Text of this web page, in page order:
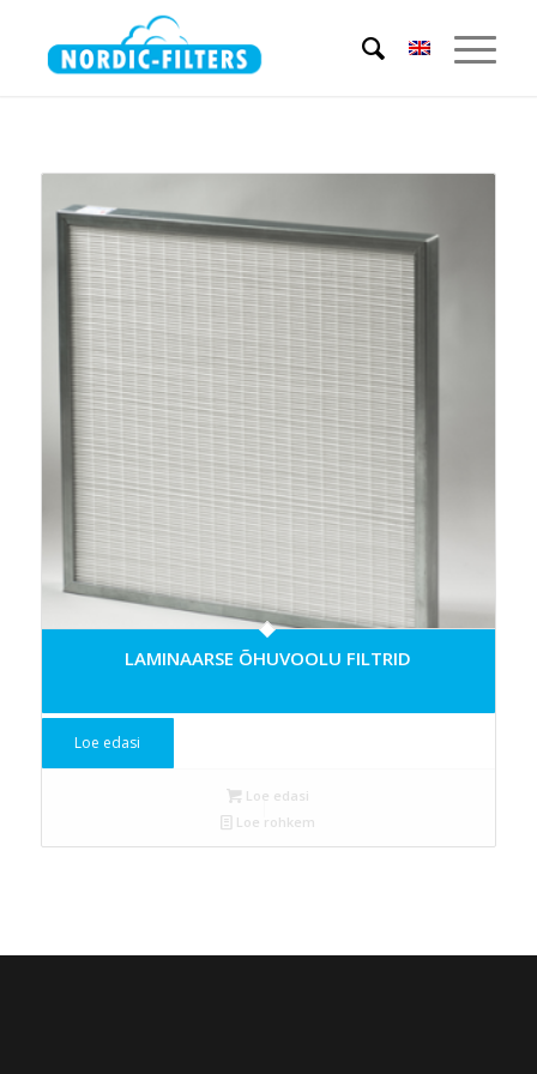
LAMINAARSE ÕHUVOOLU FILTRID
Loe edasi
Loe edasi
Loe rohkem